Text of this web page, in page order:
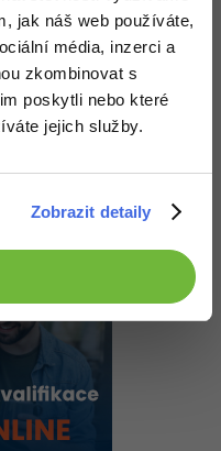
jak náš web používáte,
média, inzerci a
zkombinovat s
poskytli nebo které
jejich služby.
Zobrazit detaily
13.1.2013 21:05
veci :d